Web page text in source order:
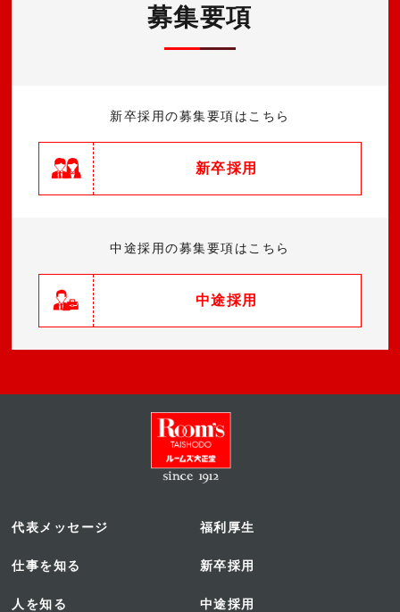
募集要項
新卒採用の募集要項はこちら
新卒採用
中途採用の募集要項はこちら
中途採用
代表メッセージ 福利厚生
仕事を知る 新卒採用
人を知る 中途採用